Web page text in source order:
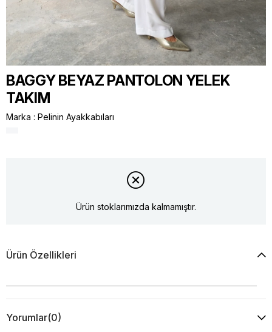
BAGGY BEYAZ PANTOLON YELEK
TAKIM
Marka : Pelinin Ayakkabıları
Ürün stoklarımızda kalmamıştır.
Ürün Özellikleri
Yorumlar(0)